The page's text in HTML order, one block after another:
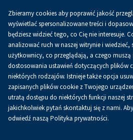
Strona główna O firmie Aktualności
Aktualności
Zbieramy cookies aby poprawić jakość
wyświetlać spersonalizowane treści i
będziesz widzieć tego, co Cię nie interesuje.
analizować ruch w naszej witrynie i wiedzieć,
użytkownicy, co przeglądają, a czego muszą
dostosowania ustawień dotyczących plików
niektórych rodzajów. Istnieje także opcja
zapisanych plików cookie z Twojego
utratą dostępu do niektórych funkcji naszej
jakichkolwiek pytań skontaktuj się z nami.
odwiedź naszą Polityka prywatności.